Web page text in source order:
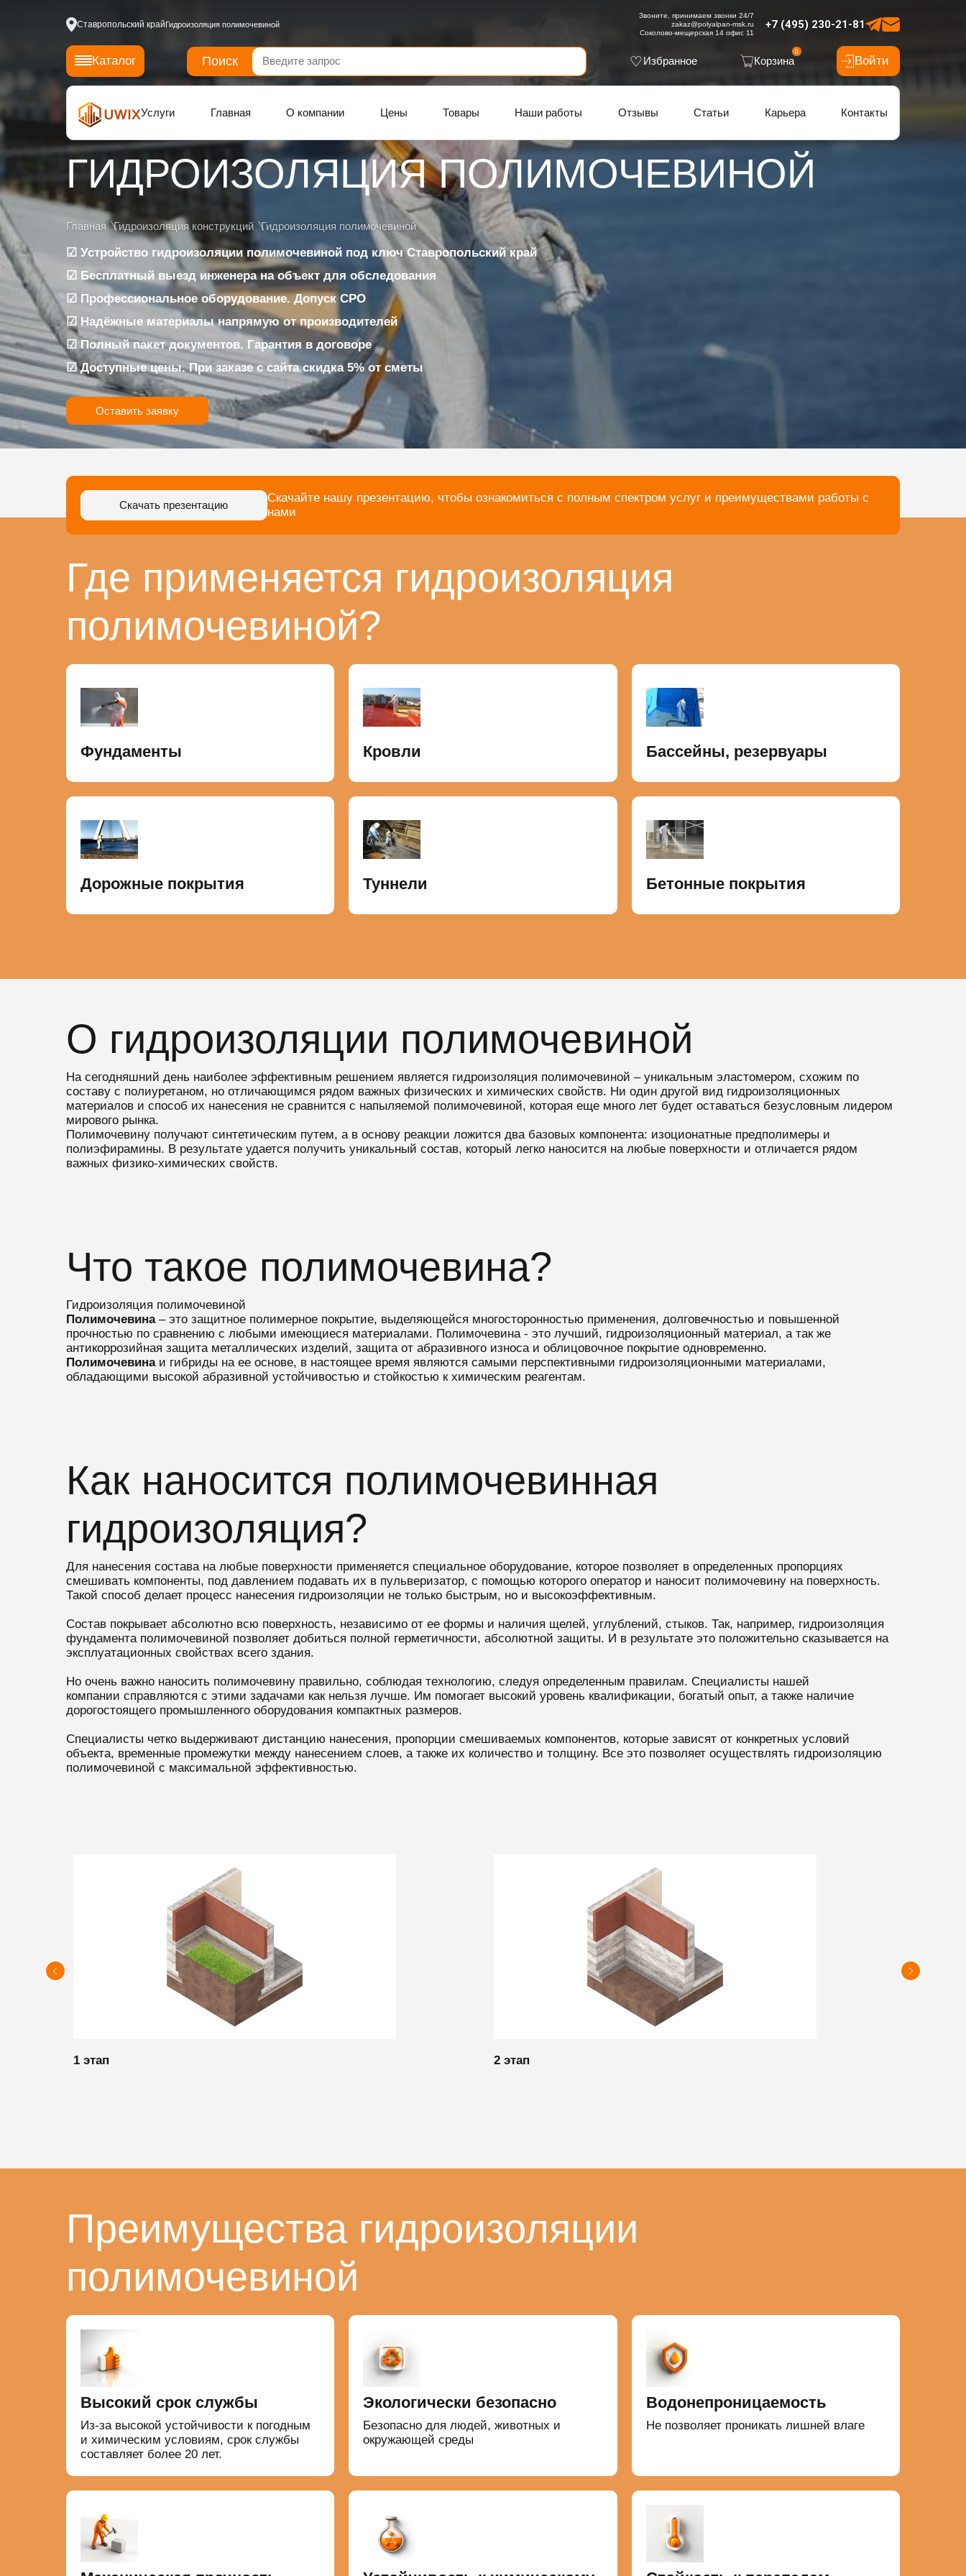
Ставропольский крайГидроизоляция полимочевиной +7 (495) 230-21-81
Звоните, принимаем звонки 24/7
zakaz@polyalpan-msk.ru
Соколово-мещерская 14 офис 11
Каталог Поиск Избранное Корзина
0
Войти
Услуги Главная О компании Цены Товары Наши работы Отзывы Статьи Карьера Контакты
ГИДРОИЗОЛЯЦИЯ ПОЛИМОЧЕВИНОЙ
Главная Гидроизоляция конструкций Гидроизоляция полимочевиной
☑ Устройство гидроизоляции полимочевиной под ключ Ставропольский край
☑ Бесплатный выезд инженера на объект для обследования
☑ Профессиональное оборудование. Допуск СРО
☑ Надёжные материалы напрямую от производителей
☑ Полный пакет документов. Гарантия в договоре
☑ Доступные цены. При заказе с сайта скидка 5% от сметы
Оставить заявку
Скачать презентацию
Скачайте нашу презентацию, чтобы ознакомиться с полным спектром услуг и преимуществами работы с
нами
Где применяется гидроизоляция
полимочевиной?
Фундаменты Кровли Бассейны, резервуары
Дорожные покрытия Туннели Бетонные покрытия
О гидроизоляции полимочевиной
На сегодняшний день наиболее эффективным решением является гидроизоляция полимочевиной – уникальным эластомером, схожим по
составу с полиуретаном, но отличающимся рядом важных физических и химических свойств. Ни один другой вид гидроизоляционных
материалов и способ их нанесения не сравнится с напыляемой полимочевиной, которая еще много лет будет оставаться безусловным лидером
мирового рынка.
Полимочевину получают синтетическим путем, а в основу реакции ложится два базовых компонента: изоционатные предполимеры и
полиэфирамины. В результате удается получить уникальный состав, который легко наносится на любые поверхности и отличается рядом
важных физико-химических свойств.
Что такое полимочевина?
Гидроизоляция полимочевиной
Полимочевина– это защитное полимерное покрытие, выделяющейся многосторонностью применения, долговечностью и повышенной
прочностью по сравнению с любыми имеющиеся материалами. Полимочевина - это лучший, гидроизоляционный материал, а так же
антикоррозийная защита металлических изделий, защита от абразивного износа и облицовочное покрытие одновременно.
Полимочевинаи гибриды на ее основе, в настоящее время являются самыми перспективными гидроизоляционными материалами,
обладающими высокой абразивной устойчивостью и стойкостью к химическим реагентам.
Как наносится полимочевинная
гидроизоляция?
Для нанесения состава на любые поверхности применяется специальное оборудование, которое позволяет в определенных пропорциях
смешивать компоненты, под давлением подавать их в пульверизатор, с помощью которого оператор и наносит полимочевину на поверхность.
Такой способ делает процесс нанесения гидроизоляции не только быстрым, но и высокоэффективным.
Состав покрывает абсолютно всю поверхность, независимо от ее формы и наличия щелей, углублений, стыков. Так, например, гидроизоляция
фундамента полимочевиной позволяет добиться полной герметичности, абсолютной защиты. И в результате это положительно сказывается на
эксплуатационных свойствах всего здания.
Но очень важно наносить полимочевину правильно, соблюдая технологию, следуя определенным правилам. Специалисты нашей
компании справляются с этими задачами как нельзя лучше. Им помогает высокий уровень квалификации, богатый опыт, а также наличие
дорогостоящего промышленного оборудования компактных размеров.
Специалисты четко выдерживают дистанцию нанесения, пропорции смешиваемых компонентов, которые зависят от конкретных условий
объекта, временные промежутки между нанесением слоев, а также их количество и толщину. Все это позволяет осуществлять гидроизоляцию
полимочевиной с максимальной эффективностью.
1 этап 2 этап
Преимущества гидроизоляции
полимочевиной
Высокий срок службы
Из-за высокой устойчивости к погодным
и химическим условиям, срок службы
составляет более 20 лет.
Экологически безопасно
Безопасно для людей, животных и
окружающей среды
Водонепроницаемость
Не позволяет проникать лишней влаге